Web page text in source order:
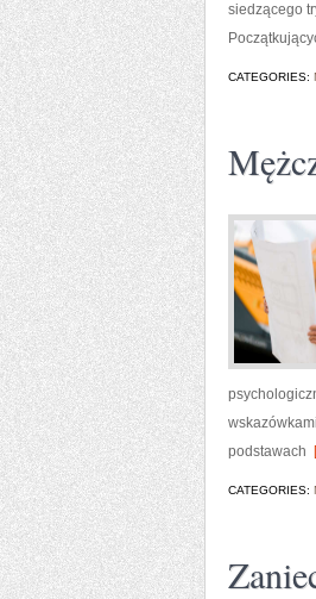
siedzącego
CATEGORIES:
podstawach
CATEGORIES: